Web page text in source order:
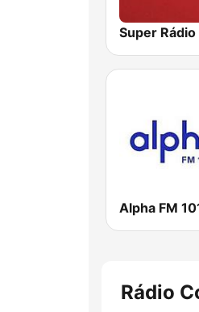
Super Rádio
Alpha FM
Rádio